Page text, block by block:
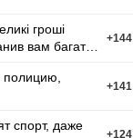
гроші
вам багато
+144
+141
спорт, даже
+124